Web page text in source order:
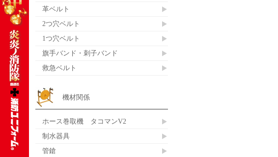
革ベルト
2つ穴ベルト
1つ穴ベルト
旗手バンド・刺子バンド
救急ベルト
機材関係
ホース巻取機 タコマンV2
制水器具
管鎗